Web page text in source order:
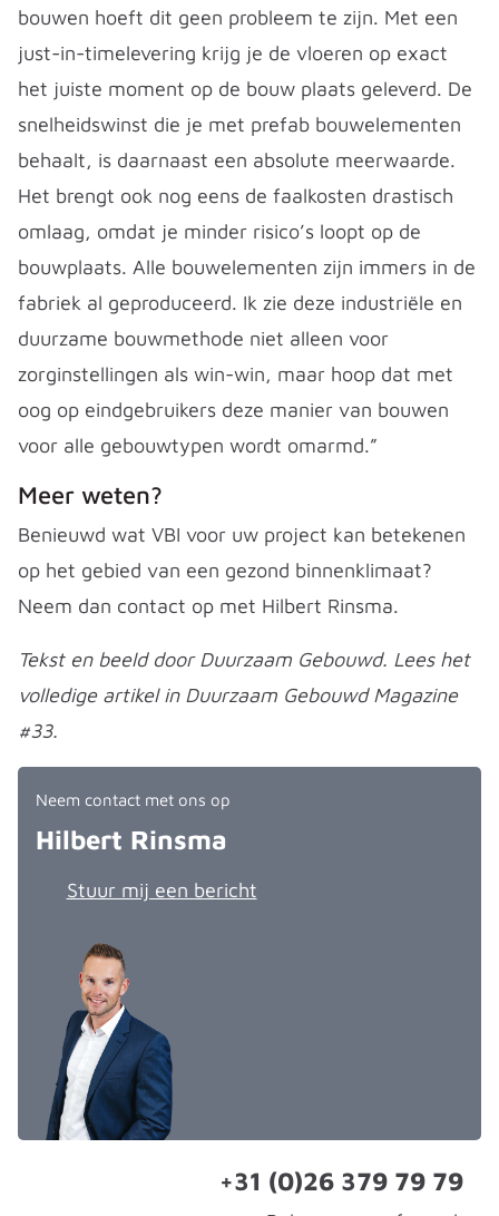
bouwen hoeft dit geen probleem te zijn. Met een
just-in-timelevering krijg je de vloeren op exact
het juiste moment op de bouw plaats geleverd. De
snelheidswinst die je met prefab bouwelementen
behaalt, is daarnaast een absolute meerwaarde.
Het brengt ook nog eens de faalkosten drastisch
omlaag, omdat je minder risico’s loopt op de
bouwplaats. Alle bouwelementen zijn immers in de
fabriek al geproduceerd. Ik zie deze industriële en
duurzame bouwmethode niet alleen voor
zorginstellingen als win-win, maar hoop dat met
oog op eindgebruikers deze manier van bouwen
voor alle gebouwtypen wordt omarmd.”
Meer weten?
Benieuwd wat VBI voor uw project kan betekenen
op het gebied van een gezond binnenklimaat?
Neem dan contact op met Hilbert Rinsma.
Tekst en beeld door Duurzaam Gebouwd. Lees het
volledige artikel in Duurzaam Gebouwd Magazine
#33.
Neem contact met ons op
Hilbert Rinsma
Stuur mij een bericht
+31 (0)26 379 79 79